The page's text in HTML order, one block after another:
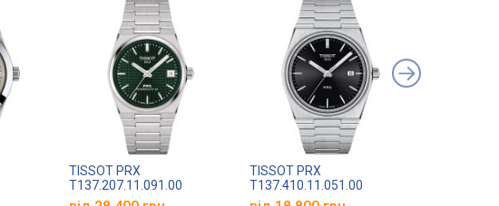
TISSOT PRX
T137.207.11.091.00
TISSOT PRX
T137.410.11.051.00